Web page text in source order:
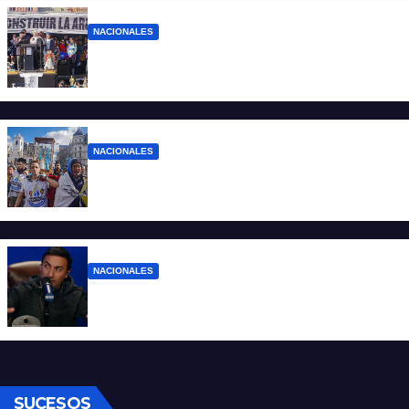
NACIONALES
NACIONALES
NACIONALES
SUCESOS